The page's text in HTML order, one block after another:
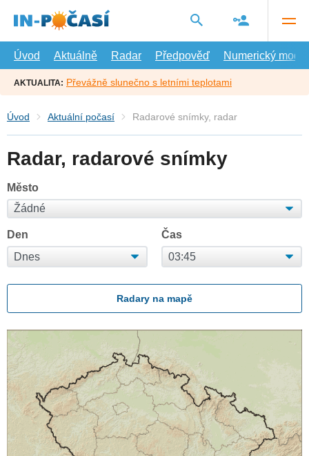
hlavní
Úvod
Aktuálně Radar Předpověď Numerický model
AKTUALITA: Převážně slunečno s letními teplotami
Úvod Aktuální počasí Radarové snímky, radar
Radar, radarové snímky
Město
Den Čas
Radary na mapě